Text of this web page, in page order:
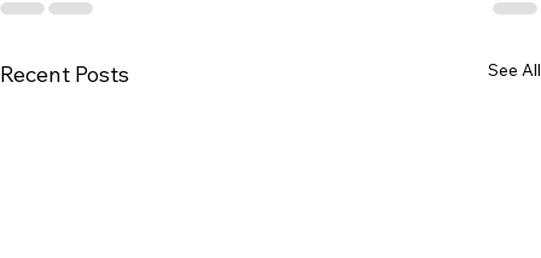
Recent Posts See All